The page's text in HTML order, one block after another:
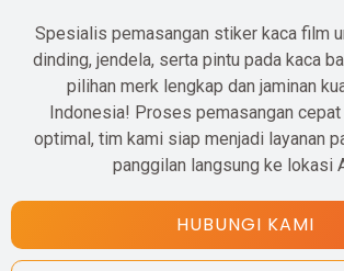
Spesialis pemasangan stiker kaca film
dinding, jendela, serta pintu pada kaca
pilihan merk lengkap dan jaminan
Indonesia! Proses pemasangan
optimal, tim kami siap menjadi layanan
panggilan langsung ke lokasi
HUBUNGI KAMI